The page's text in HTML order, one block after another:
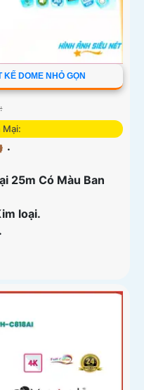
DOME NHỎ GỌN
Mại:
.
25m Có Màu Ban
loại.